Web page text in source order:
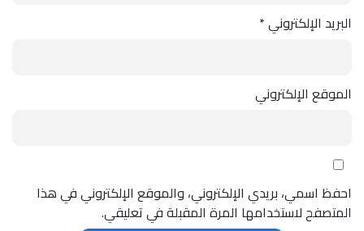
البريد الإلكتروني*
الموقع الإلكتروني
احفظ اسمي، بريدي الإلكتروني، والموقع الإلكتروني في هذا
المتصفح لاستخدامها المرة المقبلة في تعليقي.